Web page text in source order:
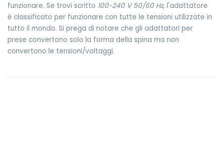
funzionare. Se trovi scritto 100-240 V 50/60 Hz, l'adattatore
è classificato per funzionare con tutte le tensioni utilizzate in
tutto il mondo. Si prega di notare che gli adattatori per
prese convertono solo la forma della spina ma non
convertono le tensioni/voltaggi.